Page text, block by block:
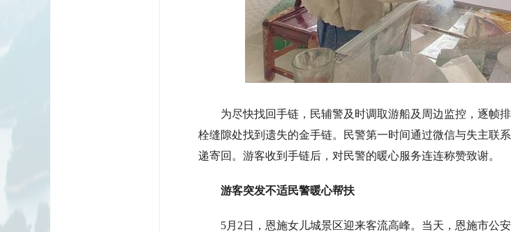
为尽快找回手链，民辅警及时调取游船及周边监控，逐帧
栓缝隙处找到遗失的金手链。民警第一时间通过微信与失主联
递寄回。游客收到手链后，对民警的暖心服务连连称赞致谢。
游客突发不适民警暖心帮扶
5月2日，恩施女儿城景区迎来客流高峰。当天，恩施市公